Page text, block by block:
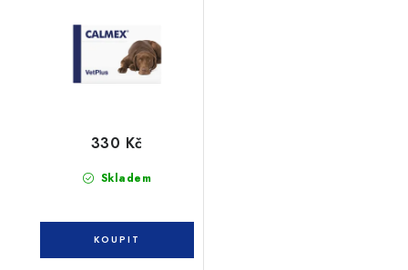
Skladem
330 Kč